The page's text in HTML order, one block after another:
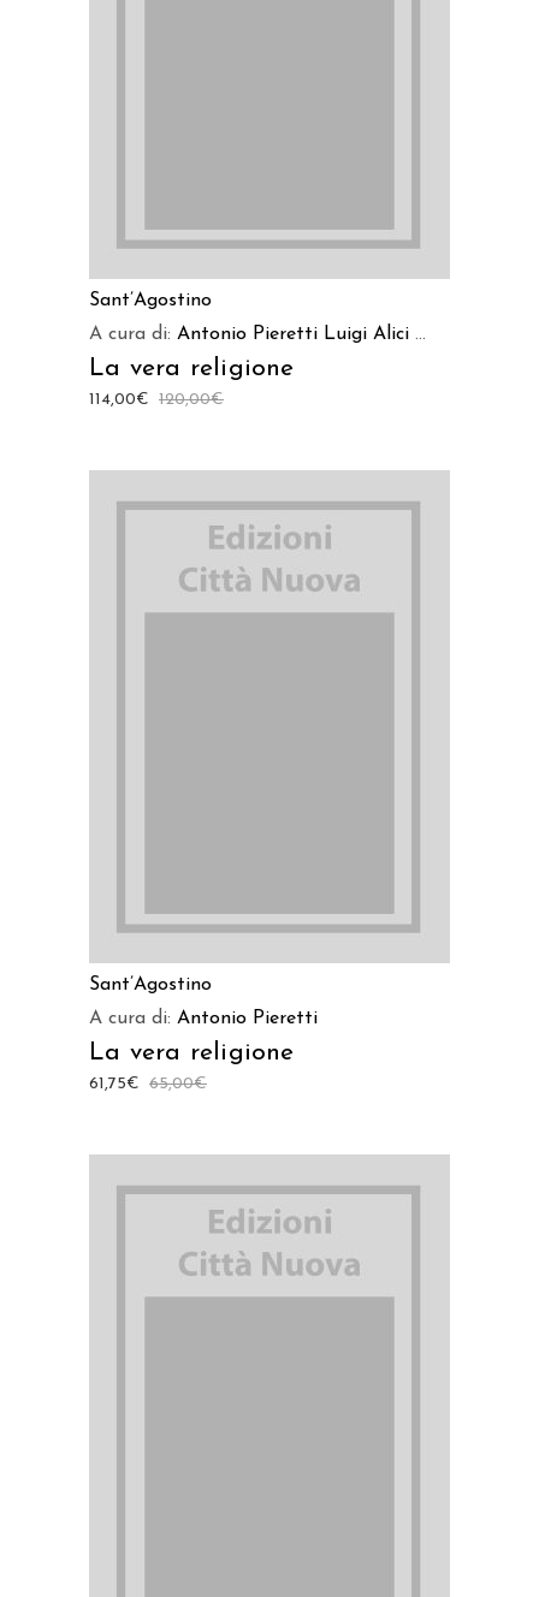
Sant’Agostino
A cura di: Antonio Pieretti Luigi Alici ...
La vera religione
120,00€
114,00€
Sant’Agostino
A cura di: Antonio Pieretti
La vera religione
65,00€
61,75€